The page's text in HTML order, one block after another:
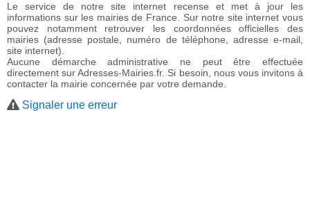
Le service de notre site internet recense et met à jour les
informations sur les mairies de France. Sur notre site internet vous
pouvez notamment retrouver les coordonnées officielles des
mairies (adresse postale, numéro de téléphone, adresse e-mail,
site internet).
Aucune démarche administrative ne peut être effectuée
directement sur Adresses-Mairies.fr. Si besoin, nous vous invitons à
contacter la mairie concernée par votre demande.
Signaler une erreur